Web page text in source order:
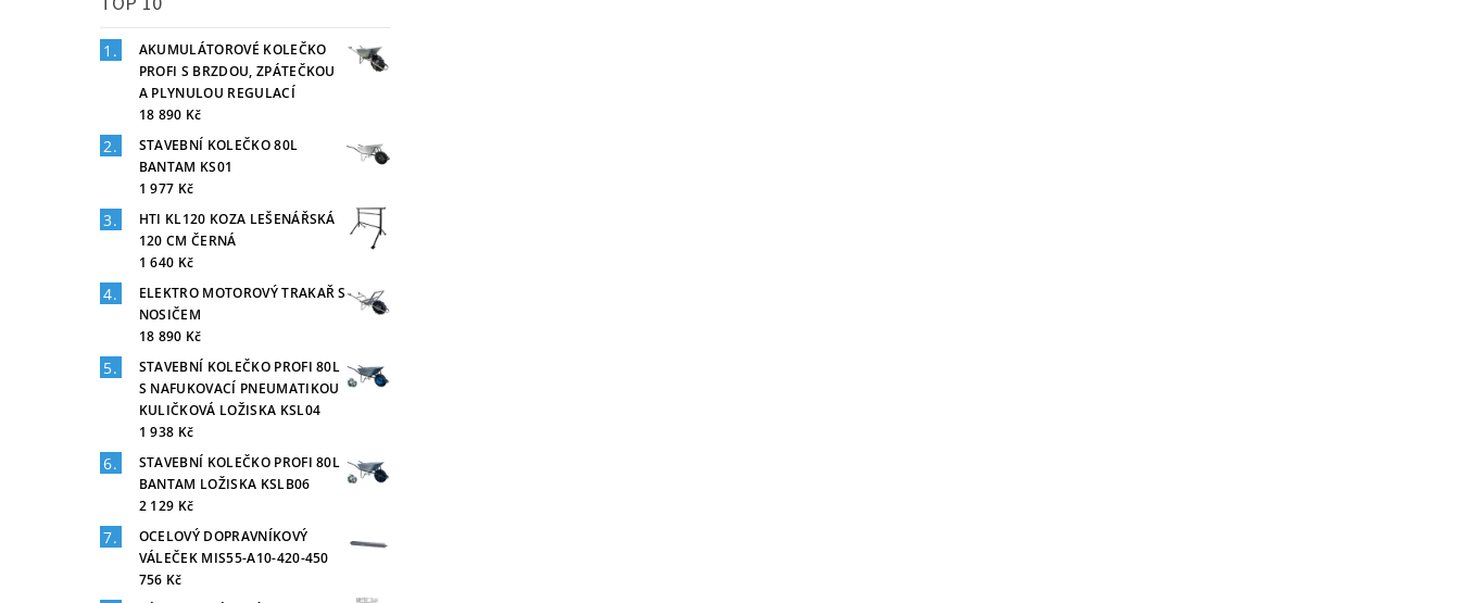
AKUMULÁTOROVÉ KOLEČKO
PROFI S BRZDOU, ZPÁTEČKOU
A PLYNULOU REGULACÍ
18 890 Kč
STAVEBNÍ KOLEČKO 80L
BANTAM KS01
1 977 Kč
HTI KL120 KOZA LEŠENÁŘSKÁ
120 CM ČERNÁ
1 640 Kč
ELEKTRO MOTOROVÝ TRAKAŘ S
NOSIČEM
18 890 Kč
STAVEBNÍ KOLEČKO PROFI 80L
S NAFUKOVACÍ PNEUMATIKOU
KULIČKOVÁ LOŽISKA KSL04
1 938 Kč
STAVEBNÍ KOLEČKO PROFI 80L
BANTAM LOŽISKA KSLB06
2 129 Kč
OCELOVÝ DOPRAVNÍKOVÝ
VÁLEČEK MIS55-A10-420-450
756 Kč